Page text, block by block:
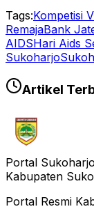
Tags:Kompetisi
RemajaBank
AIDSHari Aids
Sukoharjo
Artikel
Portal Sukoharjo
Kabupaten
Portal Resmi